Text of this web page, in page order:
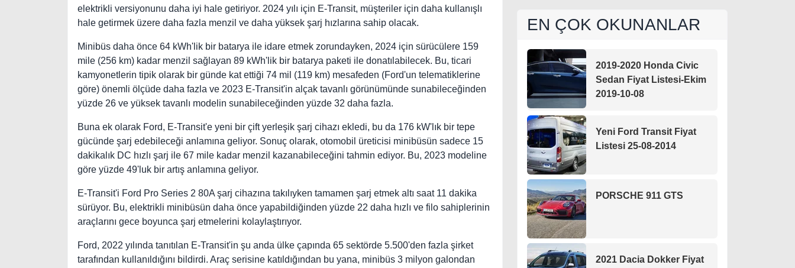
elektrikli versiyonunu daha iyi hale getiriyor. 2024 yılı için E-Transit, müşteriler için daha kullanışlı
hale getirmek üzere daha fazla menzil ve daha yüksek şarj hızlarına sahip olacak.
Minibüs daha önce 64 kWh'lik bir batarya ile idare etmek zorundayken, 2024 için sürücülere 159
mile (256 km) kadar menzil sağlayan 89 kWh'lik bir batarya paketi ile donatılabilecek. Bu, ticari
kamyonetlerin tipik olarak bir günde kat ettiği 74 mil (119 km) mesafeden (Ford'un telematiklerine
göre) önemli ölçüde daha fazla ve 2023 E-Transit'in alçak tavanlı görünümünde sunabileceğinden
yüzde 26 ve yüksek tavanlı modelin sunabileceğinden yüzde 32 daha fazla.
Buna ek olarak Ford, E-Transit'e yeni bir çift yerleşik şarj cihazı ekledi, bu da 176 kW'lık bir tepe
gücünde şarj edebileceği anlamına geliyor. Sonuç olarak, otomobil üreticisi minibüsün sadece 15
dakikalık DC hızlı şarj ile 67 mile kadar menzil kazanabileceğini tahmin ediyor. Bu, 2023 modeline
göre yüzde 49'luk bir artış anlamına geliyor.
E-Transit'i Ford Pro Series 2 80A şarj cihazına takılıyken tamamen şarj etmek altı saat 11 dakika
sürüyor. Bu, elektrikli minibüsün daha önce yapabildiğinden yüzde 22 daha hızlı ve filo sahiplerinin
araçlarını gece boyunca şarj etmelerini kolaylaştırıyor.
Ford, 2022 yılında tanıtılan E-Transit'in şu anda ülke çapında 65 sektörde 5.500'den fazla şirket
tarafından kullanıldığını bildirdi. Araç serisine katıldığından bu yana, minibüs 3 milyon galondan
EN ÇOK OKUNANLAR
2019-2020 Honda Civic
Sedan Fiyat Listesi-Ekim
2019-10-08
Yeni Ford Transit Fiyat
Listesi 25-08-2014
PORSCHE 911 GTS
2021 Dacia Dokker Fiyat